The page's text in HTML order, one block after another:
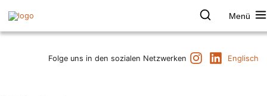
Inhalt
springen
Farbpsychologie
Menü
Folge uns in den sozialen Netzwerken
InstagramLinkedIn
Englisch